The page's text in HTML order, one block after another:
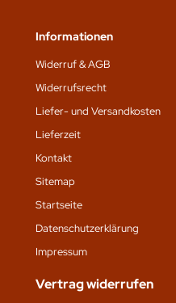
Informationen
Widerruf & AGB
Widerrufsrecht
Liefer- und Versandkosten
Lieferzeit
Kontakt
Sitemap
Startseite
Datenschutz­erklärung
Impressum
Vertrag widerrufen